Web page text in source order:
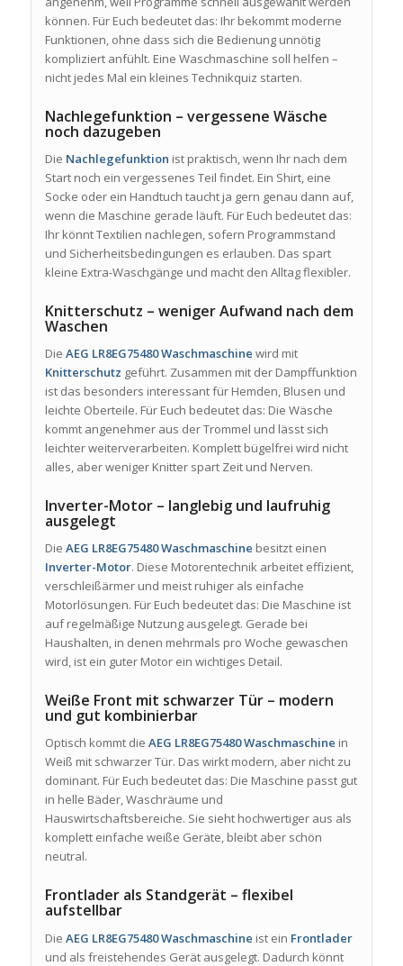
können. Für Euch bedeutet das: Ihr bekommt moderne
Funktionen, ohne dass sich die Bedienung unnötig
kompliziert anfühlt. Eine Waschmaschine soll helfen –
nicht jedes Mal ein kleines Technikquiz starten.
Nachlegefunktion – vergessene Wäsche
noch dazugeben
Die Nachlegefunktion ist praktisch, wenn Ihr nach dem
Start noch ein vergessenes Teil findet. Ein Shirt, eine
Socke oder ein Handtuch taucht ja gern genau dann auf,
wenn die Maschine gerade läuft. Für Euch bedeutet das:
Ihr könnt Textilien nachlegen, sofern Programmstand
und Sicherheitsbedingungen es erlauben. Das spart
kleine Extra-Waschgänge und macht den Alltag flexibler.
Knitterschutz – weniger Aufwand nach dem
Waschen
Die AEG LR8EG75480 Waschmaschine wird mit
Knitterschutz geführt. Zusammen mit der Dampffunktion
ist das besonders interessant für Hemden, Blusen und
leichte Oberteile. Für Euch bedeutet das: Die Wäsche
kommt angenehmer aus der Trommel und lässt sich
leichter weiterverarbeiten. Komplett bügelfrei wird nicht
alles, aber weniger Knitter spart Zeit und Nerven.
Inverter-Motor – langlebig und laufruhig
ausgelegt
Die AEG LR8EG75480 Waschmaschine besitzt einen
Inverter-Motor. Diese Motorentechnik arbeitet effizient,
verschleißärmer und meist ruhiger als einfache
Motorlösungen. Für Euch bedeutet das: Die Maschine ist
auf regelmäßige Nutzung ausgelegt. Gerade bei
Haushalten, in denen mehrmals pro Woche gewaschen
wird, ist ein guter Motor ein wichtiges Detail.
Weiße Front mit schwarzer Tür – modern
und gut kombinierbar
Optisch kommt die AEG LR8EG75480 Waschmaschine in
Weiß mit schwarzer Tür. Das wirkt modern, aber nicht zu
dominant. Für Euch bedeutet das: Die Maschine passt gut
in helle Bäder, Waschräume und
Hauswirtschaftsbereiche. Sie sieht hochwertiger aus als
komplett einfache weiße Geräte, bleibt aber schön
neutral.
Frontlader als Standgerät – flexibel
aufstellbar
Die AEG LR8EG75480 Waschmaschine ist ein Frontlader
und als freistehendes Gerät ausgelegt. Dadurch könnt